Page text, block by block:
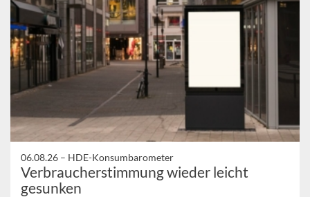
06.08.26 – HDE-Konsumbarometer
Verbraucherstimmung wieder leicht
gesunken